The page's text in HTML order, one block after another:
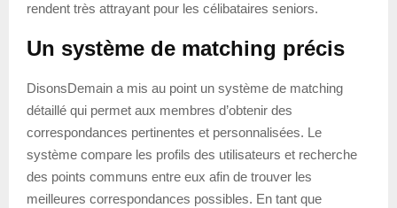
rendent très attrayant pour les célibataires seniors.
Un système de matching précis
DisonsDemain a mis au point un système de matching
détaillé qui permet aux membres d’obtenir des
correspondances pertinentes et personnalisées. Le
système compare les profils des utilisateurs et recherche
des points communs entre eux afin de trouver les
meilleures correspondances possibles. En tant que